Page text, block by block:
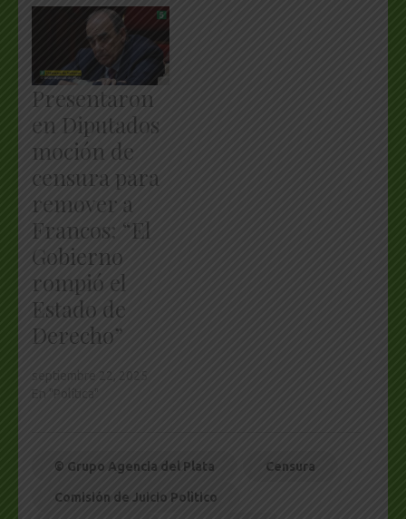
Presentaron
en Diputados
moción de
censura para
remover a
Francos: “El
Gobierno
rompió el
Estado de
Derecho”
© Grupo Agencia del Plata Censura
Comisión de Juicio Polìtico